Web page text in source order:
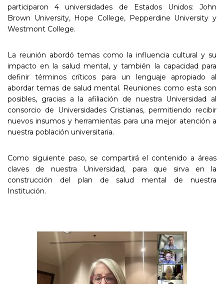
participaron 4 universidades de Estados Unidos: John
Brown University, Hope College, Pepperdine University y
Westmont College.
La reunión abordó temas como la influencia cultural y su
impacto en la salud mental, y también la capacidad para
definir términos críticos para un lenguaje apropiado al
abordar temas de salud mental. Reuniones como esta son
posibles, gracias a la afiliación de nuestra Universidad al
consorcio de Universidades Cristianas, permitiendo recibir
nuevos insumos y herramientas para una mejor atención a
nuestra población universitaria.
Como siguiente paso, se compartirá el contenido a áreas
claves de nuestra Universidad, para que sirva en la
construcción del plan de salud mental de nuestra
Institución.